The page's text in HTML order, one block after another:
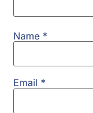
Name *
Email *